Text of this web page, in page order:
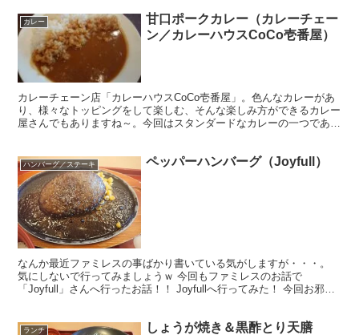
カレー
甘口ポークカレー（カレーチェー
ン／カレーハウスCoCo壱番屋）
カレーチェーン店「カレーハウスCoCo壱番屋」。色んなカレーがあ
り、様々なトッピングをして楽しむ、そんな楽しみ方ができるカレー
屋さんでもありますね～。今回はスタンダードなカレーの一つである
ハンバーグ／ステーキ ペッパーハンバーグ（Joyfull）
なんか最近ファミレスの事ばかり書いている気がしますが・・・。
気にしないで行ってみましょうｗ 今回もファミレスのお話で
「Joyfull」さんへ行ったお話！！ Joyfullへ行ってみた！ 今回お邪魔
ランチ
しょうが焼き＆黒酢とり天膳